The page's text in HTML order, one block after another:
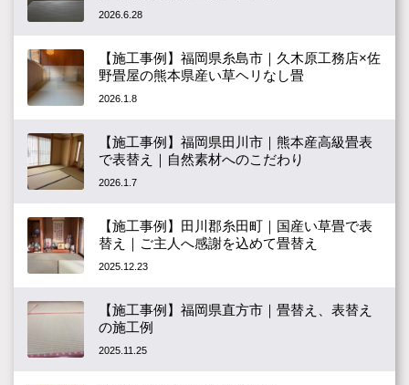
2026.6.28
【施工事例】福岡県糸島市｜久木原工務店×佐
野畳屋の熊本県産い草ヘリなし畳
2026.1.8
【施工事例】福岡県田川市｜熊本産高級畳表
で表替え｜自然素材へのこだわり
2026.1.7
【施工事例】田川郡糸田町｜国産い草畳で表
替え｜ご主人へ感謝を込めて畳替え
2025.12.23
【施工事例】福岡県直方市｜畳替え、表替え
の施工例
2025.11.25